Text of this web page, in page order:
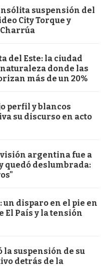
suspensión del
City Torque y
del Este: la ciudad
donde las
más de un 20%
perfil y blancos
su discurso en acto
argentina fue a
quedó deslumbrada:
un disparo en el pie en
El País y la tensión
suspensión de su
detrás de la